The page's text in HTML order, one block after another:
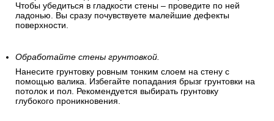
Чтобы убедиться в гладкости стены – проведите по ней
ладонью. Вы сразу почувствуете малейшие дефекты
поверхности.
Обработайте стены грунтовкой.
Нанесите грунтовку ровным тонким слоем на стену с
помощью валика. Избегайте попадания брызг грунтовки на
потолок и пол. Рекомендуется выбирать грунтовку
глубокого проникновения.